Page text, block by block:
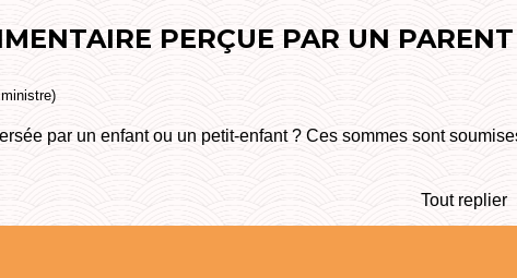
PERÇUE PAR UN
par un enfant ou un petit-enfant ? Ces sommes sont
Tout replier